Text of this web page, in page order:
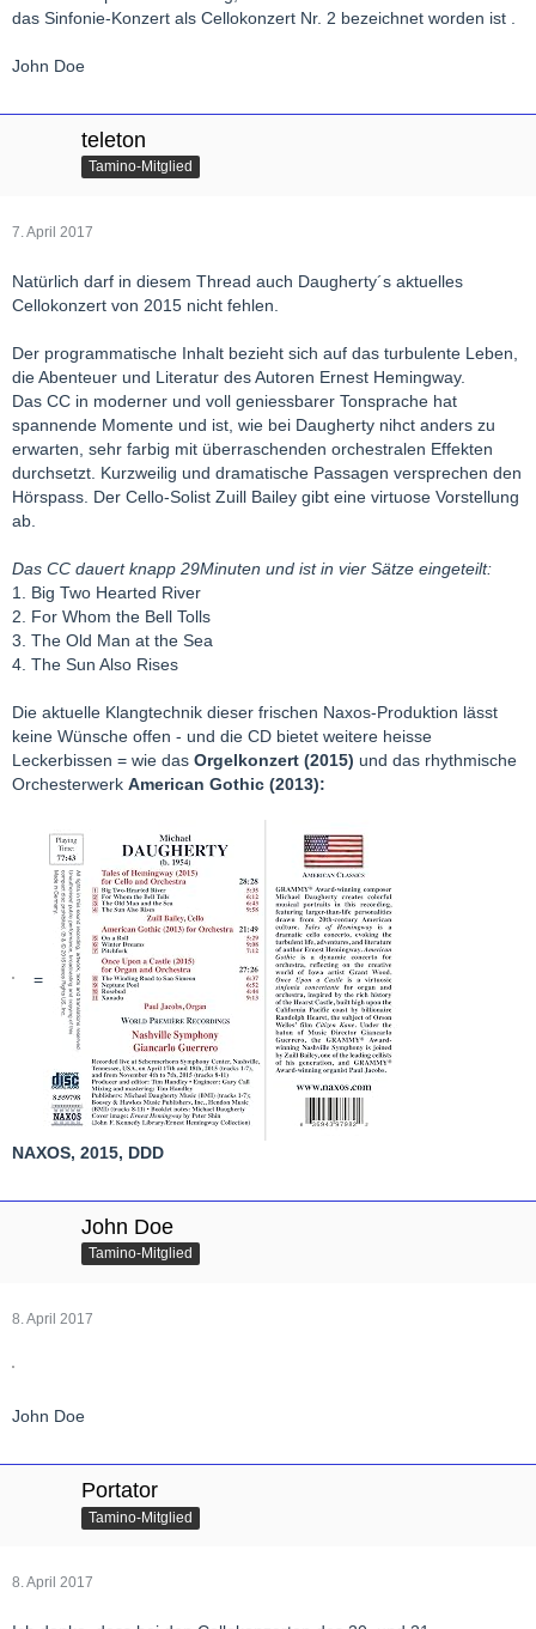
das Sinfonie-Konzert als Cellokonzert Nr. 2 bezeichnet worden ist .
John Doe
teleton
Tamino-Mitglied
7. April 2017
Natürlich darf in diesem Thread auch Daugherty´s aktuelles
Cellokonzert von 2015 nicht fehlen.
Der programmatische Inhalt bezieht sich auf das turbulente Leben,
die Abenteuer und Literatur des Autoren Ernest Hemingway.
Das CC in moderner und voll geniessbarer Tonsprache hat
spannende Momente und ist, wie bei Daugherty nihct anders zu
erwarten, sehr farbig mit überraschenden orchestralen Effekten
durchsetzt. Kurzweilig und dramatische Passagen versprechen den
Hörspass. Der Cello-Solist Zuill Bailey gibt eine virtuose Vorstellung
ab.
Das CC dauert knapp 29Minuten und ist in vier Sätze eingeteilt:
1. Big Two Hearted River
2. For Whom the Bell Tolls
3. The Old Man at the Sea
4. The Sun Also Rises
Die aktuelle Klangtechnik dieser frischen Naxos-Produktion lässt
keine Wünsche offen - und die CD bietet weitere heisse
Leckerbissen = wie das Orgelkonzert (2015) und das rhythmische
Orchesterwerk American Gothic (2013):
=
NAXOS, 2015, DDD
John Doe
Tamino-Mitglied
8. April 2017
John Doe
Portator
Tamino-Mitglied
8. April 2017